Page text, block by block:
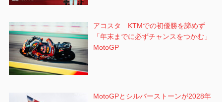
アコスタ KTMでの初優勝を諦めず
「年末までに必ずチャンスをつかむ」
MotoGP
MotoGPとシルバーストーンが2028年